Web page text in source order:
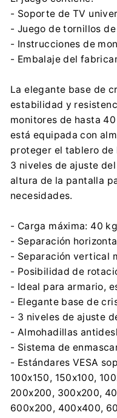
- Soporte de TV
- Juego de tornillos
- Instrucciones de
- Embalaje del
La elegante base de
estabilidad y
monitores de hasta
está equipada con
proteger el tablero de
3 niveles de ajuste
altura de la pantalla
necesidades.
- Carga máxima: 40 kg
- Separación
- Separación vertical
- Posibilidad de
- Ideal para armario,
- Elegante base de
- 3 niveles de ajuste
- Almohadillas
- Sistema de
- Estándares VESA
100x150, 150x100,
200x200, 300x200,
600x200, 400x400,